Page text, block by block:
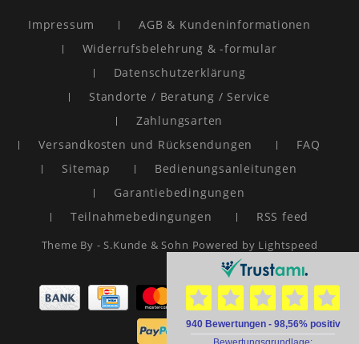
Impressum
AGB & Kundeninformationen
Widerrufsbelehrung & -formular
Datenschutzerklärung
Standorte / Beratung / Service
Zahlungsarten
Versandkosten und Rücksendungen
FAQ
Sitemap
Bedienungsanleitungen
Garantiebedingungen
Teilnahmebedingungen
RSS feed
Theme By -S.Kunde & Sohn Powered by Lightspeed